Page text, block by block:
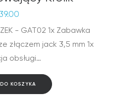
39.00
- GAT02 1x Zabawka
złączem jack 3,5 mm 1x
obsługi…
KOSZYKA